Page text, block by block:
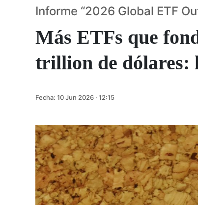
Más ETFs que
trillion de dólares:
Informe “2026 Global ETF
Fecha: 10 Jun 2026 · 12:15